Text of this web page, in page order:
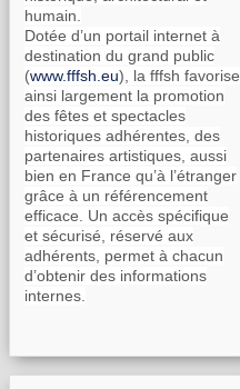
humain.
Dotée d’un portail internet à
destination du grand public
(www.fffsh.eu), la fffsh favorise
ainsi largement la promotion
des fêtes et spectacles
historiques adhérentes, des
partenaires artistiques, aussi
bien en France qu’à l’étranger
grâce à un référencement
efficace. Un accès spécifique
et sécurisé, réservé aux
adhérents, permet à chacun
d’obtenir des informations
internes.